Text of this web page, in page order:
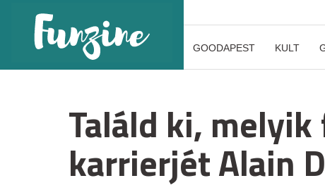
GOODAPEST KULT
Találd ki,
karrierjét Alain